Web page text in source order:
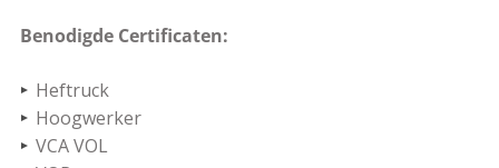
Benodigde Certificaten:
Heftruck
Hoogwerker
VCA VOL